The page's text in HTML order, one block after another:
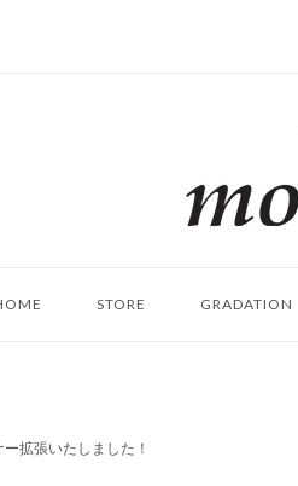
STORE GRADATION
拡張いたしました！